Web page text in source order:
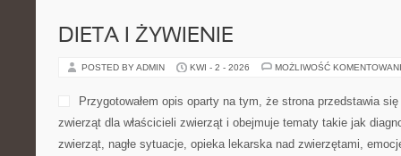
DIETA I ŻYWIENIE
POSTED BY ADMIN KWI - 2 - 2026 MOŻLIWOŚĆ
Przygotowałem opis oparty na tym, że strona przedstawia
zwierząt dla właścicieli zwierząt i obejmuje tematy takie jak
zwierząt, nagłe sytuacje, opieka lekarska nad zwierzętami,